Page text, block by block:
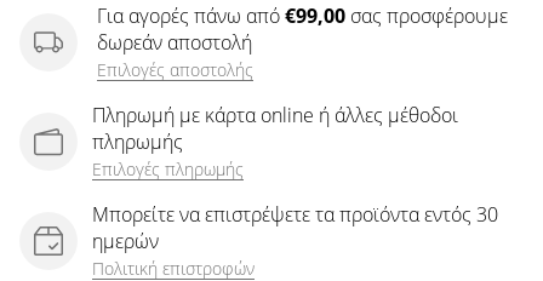
Για αγορές πάνω από€99,00 σας προσφέρουμε
δωρεάν αποστολή
Επιλογές αποστολής
Πληρωμή με κάρτα online ή άλλες μέθοδοι
πληρωμής
Επιλογές πληρωμής
Μπορείτε να επιστρέψετε τα προϊόντα εντός 30
ημερών
Πολιτική επιστροφών